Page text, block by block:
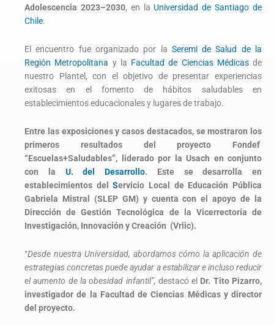
Adolescencia 2023–2030, en la Universidad de Santiago de
Chile.
El encuentro fue organizado por la Seremi de Salud de la
Región Metropolitana y la Facultad de Ciencias Médicasde
nuestro Plantel, con el objetivo de presentar experiencias
exitosas en el fomento de hábitos saludables en
establecimientos educacionales y lugares de trabajo.
Entre las exposiciones y casos destacados, se mostraron los
primeros resultados del proyecto Fondef
“Escuelas+Saludables”, liderado por la Usach en conjunto
con la U. del Desarrollo. Este se desarrolla en
establecimientos delServicio Local de Educación Pública
Gabriela Mistral (SLEP GM) y cuenta con el apoyo de la
Dirección de Gestión Tecnológica de la Vicerrectoría de
Investigación, Innovación y Creación (Vriic).
“Desde nuestra Universidad, abordamos cómo la aplicación de
estrategias concretas puede ayudar a estabilizar e incluso reducir
el aumento de la obesidad infantil”, destacó el Dr. Tito Pizarro,
investigador de la Facultad de Ciencias Médicas y director
del proyecto.